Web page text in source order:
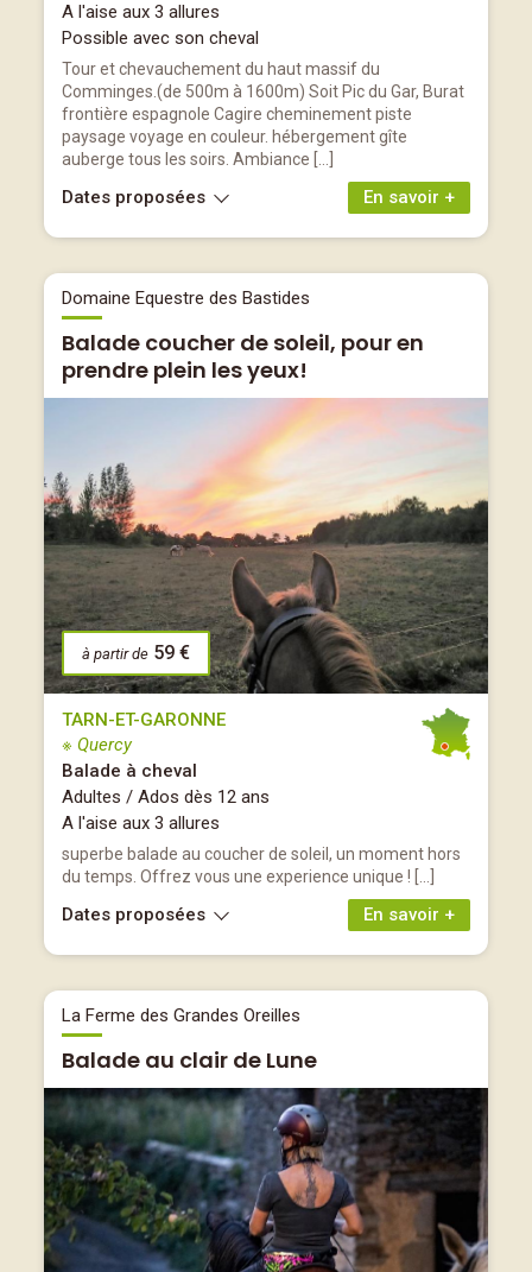
A l'aise aux 3 allures
Possible avec son cheval
Tour et chevauchement du haut massif du
Comminges.(de 500m à 1600m) Soit Pic du Gar, Burat
frontière espagnole Cagire cheminement piste
paysage voyage en couleur. hébergement gîte
auberge tous les soirs. Ambiance […]
En savoir +
Dates proposées
Domaine Equestre des Bastides
Balade coucher de soleil, pour en
prendre plein les yeux!
à partir de 59 €
TARN-ET-GARONNE
※ Quercy
Balade à cheval
Adultes / Ados dès 12 ans
A l'aise aux 3 allures
superbe balade au coucher de soleil, un moment hors
du temps. Offrez vous une experience unique ! […]
En savoir +
Dates proposées
La Ferme des Grandes Oreilles
Balade au clair de Lune